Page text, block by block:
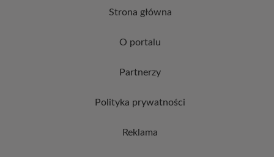
Strona główna
O portalu
Partnerzy
Polityka prywatności
Reklama